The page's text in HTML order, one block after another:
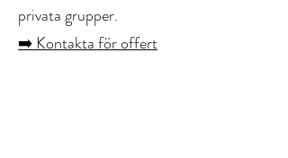
privata grupper.
➡️ Kontakta för offert